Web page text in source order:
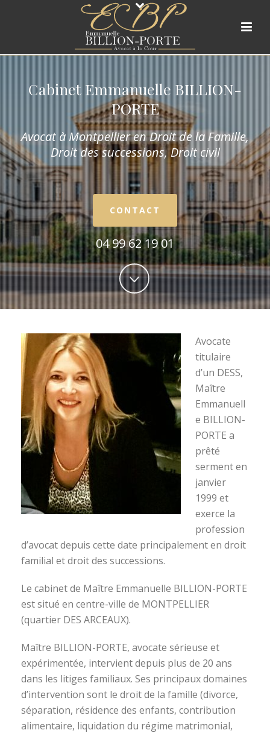
Cabinet Emmanuelle BILLION-
PORTE
Avocat à Montpellier en Droit de la Famille,
Droit des successions, Droit civil
CONTACT
04 99 62 19 01
Avocate
titulaire
d’un DESS,
Maître
Emmanuell
e BILLION-
PORTE a
prêté
serment en
janvier
1999 et
exerce la
profession
d’avocat depuis cette date principalement en droit
familial et droit des successions.
Le cabinet de Maître Emmanuelle BILLION-PORTE
est situé en centre-ville de MONTPELLIER
(quartier DES ARCEAUX).
Maître BILLION-PORTE, avocate sérieuse et
expérimentée, intervient depuis plus de 20 ans
dans les litiges familiaux. Ses principaux domaines
d’intervention sont le droit de la famille (divorce,
séparation, résidence des enfants, contribution
alimentaire, liquidation du régime matrimonial,